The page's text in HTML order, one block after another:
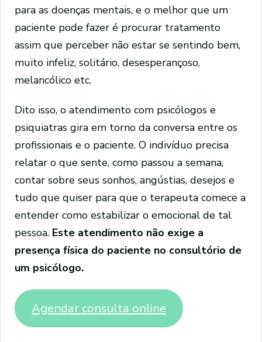
para as doenças mentais, e o melhor que um
paciente pode fazer é procurar tratamento
assim que perceber não estar se sentindo bem,
muito infeliz, solitário, desesperançoso,
melancólico etc.
Dito isso, o atendimento com psicólogos e
psiquiatras gira em torno da conversa entre os
profissionais e o paciente. O indivíduo precisa
relatar o que sente, como passou a semana,
contar sobre seus sonhos, angústias, desejos e
tudo que quiser para que o terapeuta comece a
entender como estabilizar o emocional de tal
pessoa. Este atendimento não exige a
presença física do paciente no consultório de
um psicólogo.
Agendar consulta online